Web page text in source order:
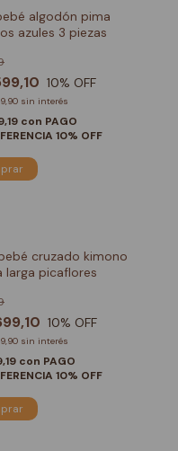
algodón pima
azules 3 piezas
10% OFF
sin interés
con PAGO
10% OFF
cruzado kimono
larga picaflores
10% OFF
sin interés
con PAGO
10% OFF